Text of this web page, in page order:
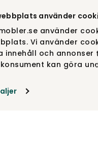
använder
använder
Vi använder
innehåll och
kan göra